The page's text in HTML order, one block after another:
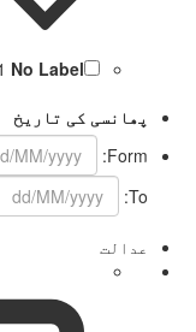
No Label
1
پھانسی کی تاریخ
Form:
عدالت